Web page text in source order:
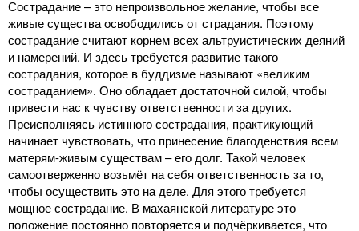
Сострадание – это непроизвольное желание, чтобы все
живые существа освободились от страдания. Поэтому
сострадание считают корнем всех альтруистических деяний
и намерений. И здесь требуется развитие такого
сострадания, которое в буддизме называют «великим
состраданием». Оно обладает достаточной силой, чтобы
привести нас к чувству ответственности за других.
Преисполняясь истинного сострадания, практикующий
начинает чувствовать, что принесение благоденствия всем
матерям-живым существам – его долг. Такой человек
самоотверженно возьмёт на себя ответственность за то,
чтобы осуществить это на деле. Для этого требуется
мощное сострадание. В махаянской литературе это
положение постоянно повторяется и подчёркивается, что